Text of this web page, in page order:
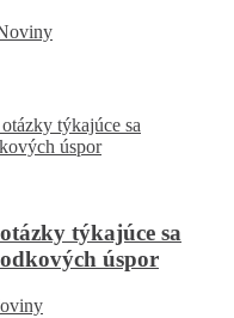
týkajúce sa
úspor